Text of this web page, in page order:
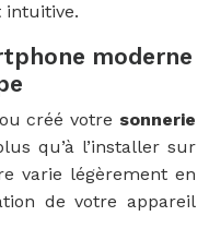
intuitive.
moderne
créé votre sonnerie
qu’à l’installer sur
varie légèrement en
de votre appareil